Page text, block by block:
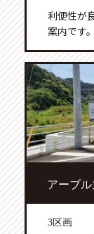
利便性が
案内です
歩7分の
件付き宅
アーブル
3区画